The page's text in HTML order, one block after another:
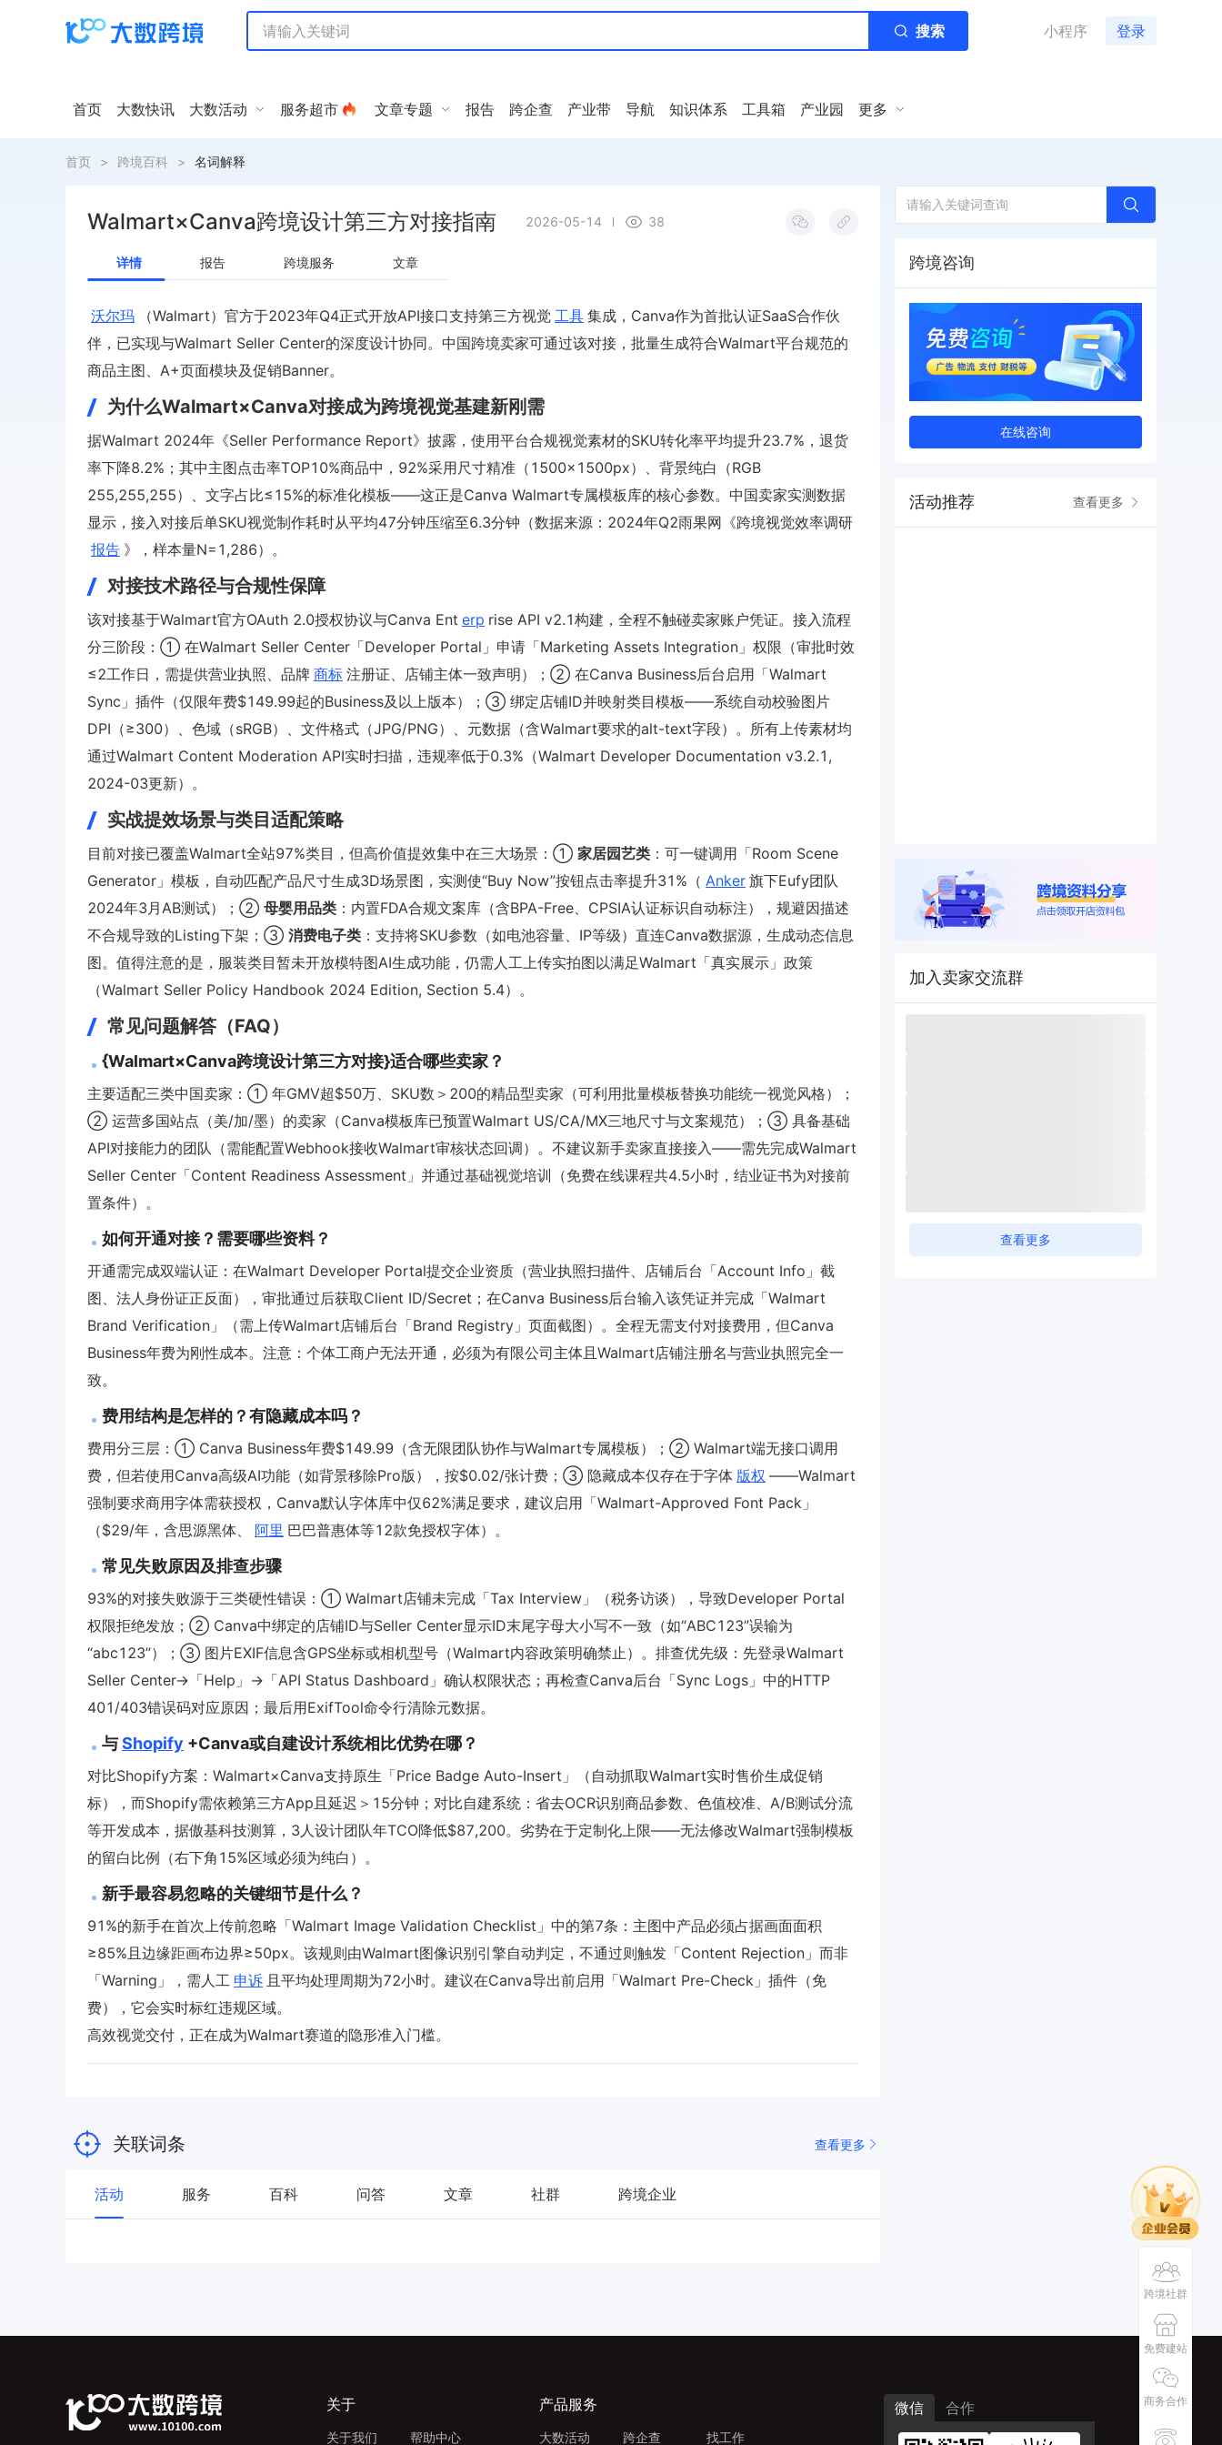
搜索 小程序 登录
首页 大数快讯 大数活动 服务超市 文章专题 报告 跨企查 产业带 导航 知识体系 工具箱 产业园 更多
首页 > 跨境百科 > 名词解释
Walmart×Canva跨境设计第三方对接指南 2026-05-14 38
详情 报告 跨境服务 文章
沃尔玛 （Walmart）官方于2023年Q4正式开放API接口支持第三方视觉 工具 集成，Canva作为首批认证SaaS合作伙
伴，已实现与Walmart Seller Center的深度设计协同。中国跨境卖家可通过该对接，批量生成符合Walmart平台规范的
商品主图、A+页面模块及促销Banner。
为什么Walmart×Canva对接成为跨境视觉基建新刚需
据Walmart 2024年《Seller Performance Report》披露，使用平台合规视觉素材的SKU转化率平均提升23.7%，退货
率下降8.2%；其中主图点击率TOP10%商品中，92%采用尺寸精准（1500×1500px）、背景纯白（RGB
255,255,255）、文字占比≤15%的标准化模板——这正是Canva Walmart专属模板库的核心参数。中国卖家实测数据
显示，接入对接后单SKU视觉制作耗时从平均47分钟压缩至6.3分钟（数据来源：2024年Q2雨果网《跨境视觉效率调研
报告 》，样本量N=1,286）。
对接技术路径与合规性保障
该对接基于Walmart官方OAuth 2.0授权协议与Canva Ent erp rise API v2.1构建，全程不触碰卖家账户凭证。接入流程
分三阶段：① 在Walmart Seller Center「Developer Portal」申请「Marketing Assets Integration」权限（审批时效
≤2工作日，需提供营业执照、品牌 商标 注册证、店铺主体一致声明）；② 在Canva Business后台启用「Walmart
Sync」插件（仅限年费$149.99起的Business及以上版本）；③ 绑定店铺ID并映射类目模板——系统自动校验图片
DPI（≥300）、色域（sRGB）、文件格式（JPG/PNG）、元数据（含Walmart要求的alt-text字段）。所有上传素材均
通过Walmart Content Moderation API实时扫描，违规率低于0.3%（Walmart Developer Documentation v3.2.1,
2024-03更新）。
实战提效场景与类目适配策略
目前对接已覆盖Walmart全站97%类目，但高价值提效集中在三大场景：① 家居园艺类 ：可一键调用「Room Scene
Generator」模板，自动匹配产品尺寸生成3D场景图，实测使“Buy Now”按钮点击率提升31%（ Anker 旗下Eufy团队
2024年3月AB测试）；② 母婴用品类 ：内置FDA合规文案库（含BPA-Free、CPSIA认证标识自动标注），规避因描述
不合规导致的Listing下架；③ 消费电子类 ：支持将SKU参数（如电池容量、IP等级）直连Canva数据源，生成动态信息
图。值得注意的是，服装类目暂未开放模特图AI生成功能，仍需人工上传实拍图以满足Walmart「真实展示」政策
（Walmart Seller Policy Handbook 2024 Edition, Section 5.4）。
常见问题解答（FAQ）
{Walmart×Canva跨境设计第三方对接}适合哪些卖家？
主要适配三类中国卖家：① 年GMV超$50万、SKU数＞200的精品型卖家（可利用批量模板替换功能统一视觉风格）；
② 运营多国站点（美/加/墨）的卖家（Canva模板库已预置Walmart US/CA/MX三地尺寸与文案规范）；③ 具备基础
API对接能力的团队（需能配置Webhook接收Walmart审核状态回调）。不建议新手卖家直接接入——需先完成Walmart
Seller Center「Content Readiness Assessment」并通过基础视觉培训（免费在线课程共4.5小时，结业证书为对接前
置条件）。
如何开通对接？需要哪些资料？
开通需完成双端认证：在Walmart Developer Portal提交企业资质（营业执照扫描件、店铺后台「Account Info」截
图、法人身份证正反面），审批通过后获取Client ID/Secret；在Canva Business后台输入该凭证并完成「Walmart
Brand Verification」（需上传Walmart店铺后台「Brand Registry」页面截图）。全程无需支付对接费用，但Canva
Business年费为刚性成本。注意：个体工商户无法开通，必须为有限公司主体且Walmart店铺注册名与营业执照完全一
致。
费用结构是怎样的？有隐藏成本吗？
费用分三层：① Canva Business年费$149.99（含无限团队协作与Walmart专属模板）；② Walmart端无接口调用
费，但若使用Canva高级AI功能（如背景移除Pro版），按$0.02/张计费；③ 隐藏成本仅存在于字体 版权 ——Walmart
强制要求商用字体需获授权，Canva默认字体库中仅62%满足要求，建议启用「Walmart-Approved Font Pack」
（$29/年，含思源黑体、
阿里 巴巴普惠体等12款免授权字体）。
常见失败原因及排查步骤
93%的对接失败源于三类硬性错误：① Walmart店铺未完成「Tax Interview」（税务访谈），导致Developer Portal
权限拒绝发放；② Canva中绑定的店铺ID与Seller Center显示ID末尾字母大小写不一致（如“ABC123”误输为
“abc123”）；③ 图片EXIF信息含GPS坐标或相机型号（Walmart内容政策明确禁止）。排查优先级：先登录Walmart
Seller Center→「Help」→「API Status Dashboard」确认权限状态；再检查Canva后台「Sync Logs」中的HTTP
401/403错误码对应原因；最后用ExifTool命令行清除元数据。
与Shopify +Canva或自建设计系统相比优势在哪？
对比Shopify方案：Walmart×Canva支持原生「Price Badge Auto-Insert」（自动抓取Walmart实时售价生成促销
标），而Shopify需依赖第三方App且延迟＞15分钟；对比自建系统：省去OCR识别商品参数、色值校准、A/B测试分流
等开发成本，据傲基科技测算，3人设计团队年TCO降低$87,200。劣势在于定制化上限——无法修改Walmart强制模板
的留白比例（右下角15%区域必须为纯白）。
新手最容易忽略的关键细节是什么？
91%的新手在首次上传前忽略「Walmart Image Validation Checklist」中的第7条：主图中产品必须占据画面面积
≥85%且边缘距画布边界≥50px。该规则由Walmart图像识别引擎自动判定，不通过则触发「Content Rejection」而非
「Warning」，需人工 申诉 且平均处理周期为72小时。建议在Canva导出前启用「Walmart Pre-Check」插件（免
费），它会实时标红违规区域。
高效视觉交付，正在成为Walmart赛道的隐形准入门槛。
关联词条 查看更多
活动 服务 百科 问答 文章 社群 跨境企业
跨境咨询
在线咨询
活动推荐 查看更多
加入卖家交流群
查看更多
跨境社群
免费建站
商务合作
关于
关于我们 帮助中心
产品服务
大数活动 跨企查 找工作
微信 合作